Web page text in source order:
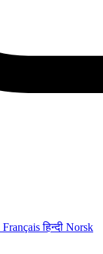
Françaisहिन्दी Norsk